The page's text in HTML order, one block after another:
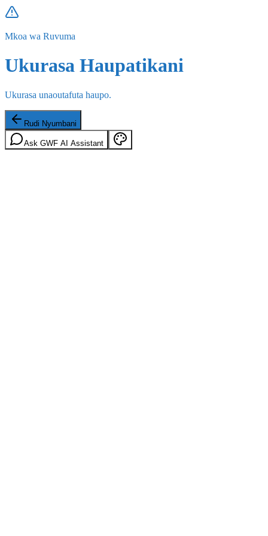
Mkoa wa Ruvuma
Ukurasa Haupatikani
Ukurasa unaoutafuta haupo.
Rudi Nyumbani
Ask GWF AI Assistant